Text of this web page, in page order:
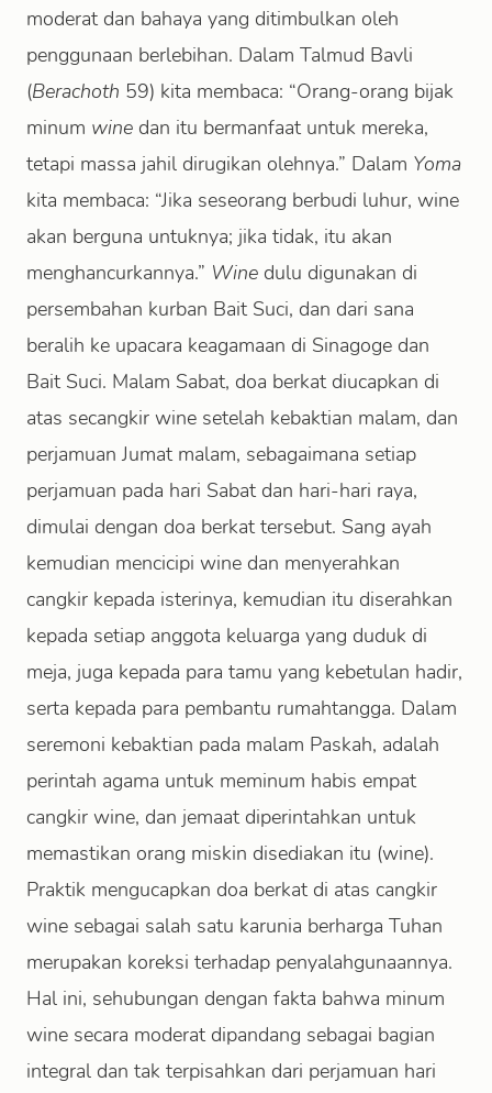
moderat dan bahaya yang ditimbulkan oleh
penggunaan berlebihan. Dalam Talmud Bavli
(Berachoth 59) kita membaca: “Orang-orang bijak
minum wine dan itu bermanfaat untuk mereka,
tetapi massa jahil dirugikan olehnya.” Dalam Yoma
kita membaca: “Jika seseorang berbudi luhur, wine
akan berguna untuknya; jika tidak, itu akan
menghancurkannya.” Wine dulu digunakan di
persembahan kurban Bait Suci, dan dari sana
beralih ke upacara keagamaan di Sinagoge dan
Bait Suci. Malam Sabat, doa berkat diucapkan di
atas secangkir wine setelah kebaktian malam, dan
perjamuan Jumat malam, sebagaimana setiap
perjamuan pada hari Sabat dan hari-hari raya,
dimulai dengan doa berkat tersebut. Sang ayah
kemudian mencicipi wine dan menyerahkan
cangkir kepada isterinya, kemudian itu diserahkan
kepada setiap anggota keluarga yang duduk di
meja, juga kepada para tamu yang kebetulan hadir,
serta kepada para pembantu rumahtangga. Dalam
seremoni kebaktian pada malam Paskah, adalah
perintah agama untuk meminum habis empat
cangkir wine, dan jemaat diperintahkan untuk
memastikan orang miskin disediakan itu (wine).
Praktik mengucapkan doa berkat di atas cangkir
wine sebagai salah satu karunia berharga Tuhan
merupakan koreksi terhadap penyalahgunaannya.
Hal ini, sehubungan dengan fakta bahwa minum
wine secara moderat dipandang sebagai bagian
integral dan tak terpisahkan dari perjamuan hari